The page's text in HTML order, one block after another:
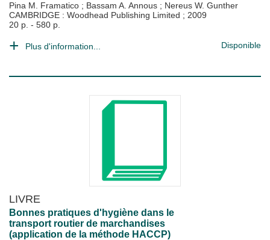
Pina M. Framatico ; Bassam A. Annous ; Nereus W. Gunther
CAMBRIDGE : Woodhead Publishing Limited ; 2009
20 p. - 580 p.
Plus d'information... Disponible
LIVRE
Bonnes pratiques d'hygiène dans le
transport routier de marchandises
(application de la méthode HACCP)